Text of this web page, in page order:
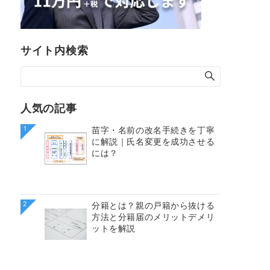
サイト内検索
人気の記事
1
苗字・名前の改名手続きを丁寧
に解説｜氏名変更を成功させる
には？
2
分籍とは？親の戸籍から抜ける
方法と分籍届のメリットデメリ
ットを解説